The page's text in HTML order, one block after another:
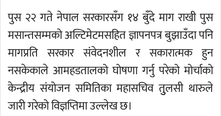
पुस २२ गते नेपाल सरकारसँग १४ बुँदे माग राखी पुस
मसान्तसम्मको अल्टिमेटमसहित ज्ञापनपत्र बुझाउँदा पनि
मागप्रति सरकार संवेदनशील र सकारात्मक हुन
नसकेकाले आमहडतालको घोषणा गर्नु परेको मोर्चाको
केन्द्रीय संयोजन समितिका महासचिव तुुलसी थारुले
जारी गरेको विज्ञप्तिमा उल्लेख छ।